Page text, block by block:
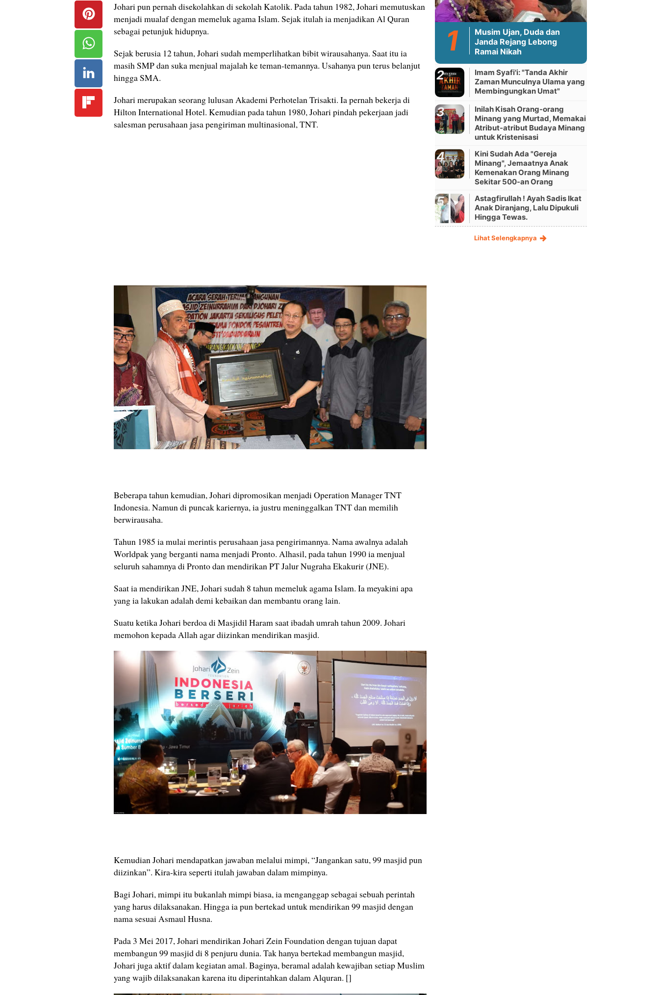
Johari pun pernah disekolahkan di sekolah Katolik. Pada tahun 1982, Johari memutuskan
menjadi mualaf dengan memeluk agama Islam. Sejak itulah ia menjadikan Al Quran
sebagai petunjuk hidupnya.
Sejak berusia 12 tahun, Johari sudah memperlihatkan bibit wirausahanya. Saat itu ia
masih SMP dan suka menjual majalah ke teman-temannya. Usahanya pun terus belanjut
hingga SMA.
Johari merupakan seorang lulusan Akademi Perhotelan Trisakti. Ia pernah bekerja di
Hilton International Hotel. Kemudian pada tahun 1980, Johari pindah pekerjaan jadi
salesman perusahaan jasa pengiriman multinasional, TNT.
Beberapa tahun kemudian, Johari dipromosikan menjadi Operation Manager TNT
Indonesia. Namun di puncak kariernya, ia justru meninggalkan TNT dan memilih
berwirausaha.
Tahun 1985 ia mulai merintis perusahaan jasa pengirimannya. Nama awalnya adalah
Worldpak yang berganti nama menjadi Pronto. Alhasil, pada tahun 1990 ia menjual
seluruh sahamnya di Pronto dan mendirikan PT Jalur Nugraha Ekakurir (JNE).
Saat ia mendirikan JNE, Johari sudah 8 tahun memeluk agama Islam. Ia meyakini apa
yang ia lakukan adalah demi kebaikan dan membantu orang lain.
Suatu ketika Johari berdoa di Masjidil Haram saat ibadah umrah tahun 2009. Johari
memohon kepada Allah agar diizinkan mendirikan masjid.
Kemudian Johari mendapatkan jawaban melalui mimpi, “Jangankan satu, 99 masjid pun
diizinkan”. Kira-kira seperti itulah jawaban dalam mimpinya.
Bagi Johari, mimpi itu bukanlah mimpi biasa, ia menganggap sebagai sebuah perintah
yang harus dilaksanakan. Hingga ia pun bertekad untuk mendirikan 99 masjid dengan
nama sesuai Asmaul Husna.
Pada 3 Mei 2017, Johari mendirikan Johari Zein Foundation dengan tujuan dapat
membangun 99 masjid di 8 penjuru dunia. Tak hanya bertekad membangun masjid,
Johari juga aktif dalam kegiatan amal. Baginya, beramal adalah kewajiban setiap Muslim
yang wajib dilaksanakan karena itu diperintahkan dalam Alquran. []
Musim Ujan, Duda dan
Janda Rejang Lebong
Ramai Nikah
Imam Syafi'i: "Tanda Akhir
Zaman Munculnya Ulama yang
Membingungkan Umat"
Inilah Kisah Orang-orang
Minang yang Murtad, Memakai
Atribut-atribut Budaya Minang
untuk Kristenisasi
Kini Sudah Ada "Gereja
Minang", Jemaatnya Anak
Kemenakan Orang Minang
Sekitar 500-an Orang
Astagfirullah ! Ayah Sadis Ikat
Anak Diranjang, Lalu Dipukuli
Hingga Tewas.
Lihat Selengkapnya